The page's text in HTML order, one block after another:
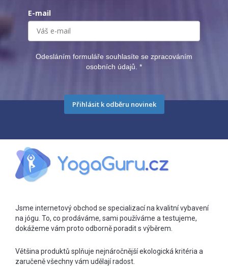
E-mail
Odesláním formuláře souhlasíte se zpracováním
osobních údajů. *
Přihlásit k odběru novinek
Jsme internetový obchod se specializací na kvalitní vybavení
na jógu. To, co prodáváme, sami používáme a testujeme,
dokážeme vám proto odborně poradit s výběrem.
Většina produktů splňuje nejnáročnější ekologická kritéria a
zaručeně všechny vám udělají radost.